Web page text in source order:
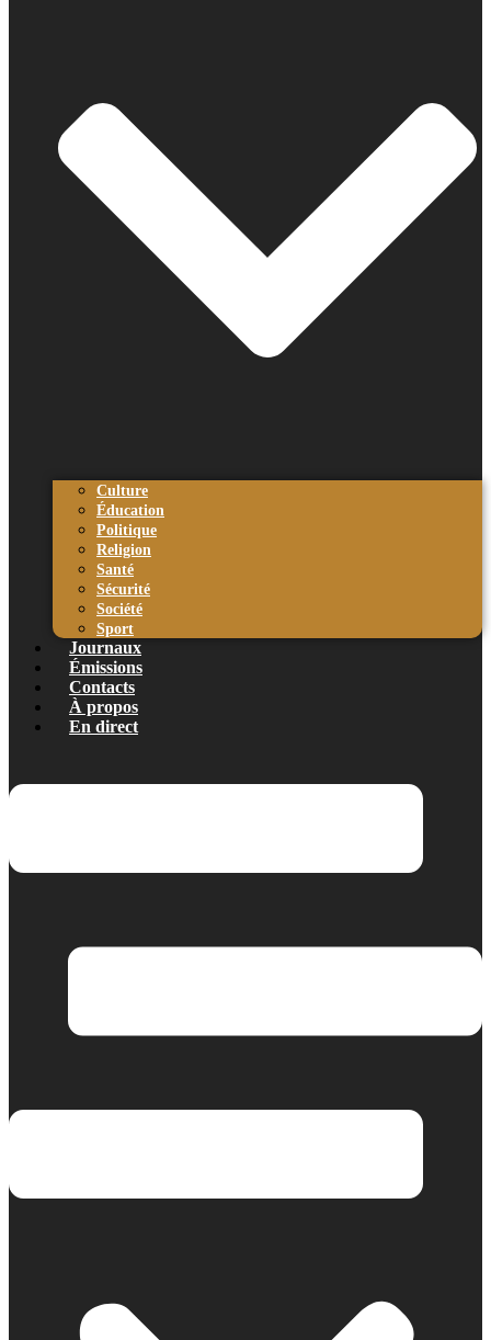
Culture
Éducation
Politique
Religion
Santé
Sécurité
Société
Sport
Journaux
Émissions
Contacts
À propos
En direct